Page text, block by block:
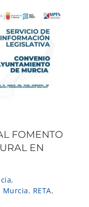
FOMENTO
EN
,
Murcia, RETA,